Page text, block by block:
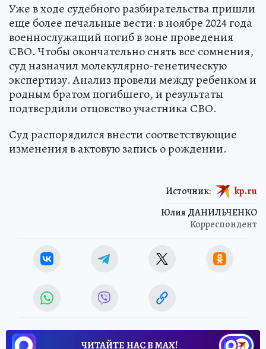
Уже в ходе судебного разбирательства пришли
еще более печальные вести: в ноябре 2024 года
военнослужащий погиб в зоне проведения
СВО. Чтобы окончательно снять все сомнения,
суд назначил молекулярно-генетическую
экспертизу. Анализ провели между ребенком и
родным братом погибшего, и результаты
подтвердили отцовство участника СВО.
Суд распорядился внести соответствующие
изменения в актовую запись о рождении.
Юлия ДАНИЛЬЧЕНКО
Корреспондент
Источник: kp.ru
ЧИТАЙТЕ НАС В МАХ!